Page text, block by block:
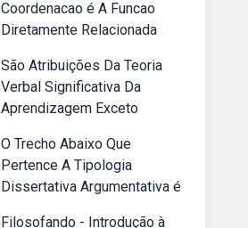
Coordenacao é A Funcao
Diretamente Relacionada
São Atribuições Da Teoria
Verbal Significativa Da
Aprendizagem Exceto
O Trecho Abaixo Que
Pertence A Tipologia
Dissertativa Argumentativa é
Filosofando - Introdução à